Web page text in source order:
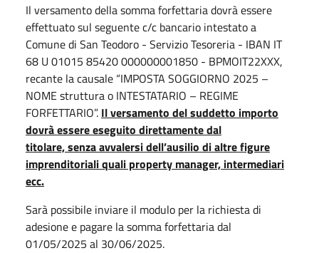
Il versamento della somma forfettaria dovrà essere
effettuato sul seguente c/c bancario intestato a
Comune di San Teodoro - Servizio Tesoreria - IBAN IT
68 U 01015 85420 000000001850 - BPMOIT22XXX,
recante la causale “IMPOSTA SOGGIORNO 2025 –
NOME struttura o INTESTATARIO – REGIME
FORFETTARIO”. Il versamento del suddetto importo
dovrà essere eseguito direttamente dal
titolare,senza avvalersi dell’ausilio di altre figure
imprenditoriali quali property manager, intermediari
ecc.
Sarà possibile inviare il modulo per la richiesta di
adesione e pagare la somma forfettaria dal
01/05/2025 al 30/06/2025.